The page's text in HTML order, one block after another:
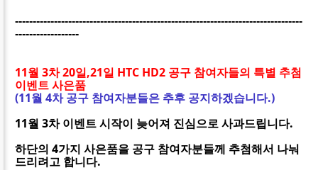
---------------------------------------------------------------------------------
------------------
11월 3차 20일,21일 HTC HD2 공구 참여자들의 특별 추첨
이벤트 사은품
(11월 4차 공구 참여자분들은 추후 공지하겠습니다.)
11월 3차 이벤트 시작이 늦어져 진심으로 사과드립니다.
하단의 4가지 사은품을 공구 참여자분들께 추첨해서 나눠
드리려고 합니다.